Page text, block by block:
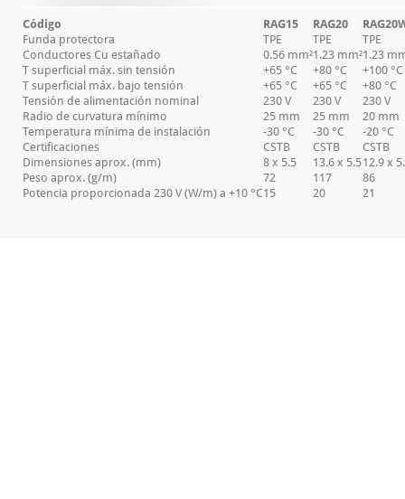
Código RAG15 RAG20
Funda protectora
TPE TPE
TPE
Conductores Cu estañado
0.56 mm²1.23 mm²1.23
T superficial máx. sin tensión
+65 °C +80 °C
+100 °C
T superficial máx. bajo tensión
+65 °C +65 °C
+80 °C
Tensión de alimentación nominal
230 V 230 V
230 V
Radio de curvatura mínimo
25 mm 25 mm
20 mm
Temperatura mínima de instalación
-30 °C -30 °C
-20 °C
Certificaciones
CSTB CSTB
CSTB
Dimensiones aprox. (mm)
8 x 5.5 13.6 x 5.512.9 x
Peso aprox. (g/m)
72 117
86
Potencia proporcionada 230 V (W/m) a +10 °C15 20 21